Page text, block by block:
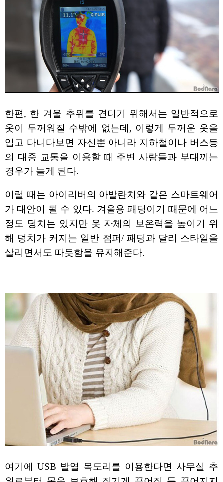
한편, 한 겨울 추위를 견디기 위해서는 일반적으로
옷이 두꺼워질 수밖에 없는데, 이렇게 두꺼운 옷을
입고 다니다보면 자신뿐 아니라 지하철이나 버스등
의 대중 교통을 이용할 때 주변 사람들과 부대끼는
경우가 늘게 된다.
이럴 때는 아이리버의 아발란치와 같은 스마트웨어
가 대안이 될 수 있다. 겨울용 패딩이기 때문에 어느
정도 덩치는 있지만 옷 자체의 보온력을 높이기 위
해 덩치가 커지는 일반 점퍼/ 패딩과 달리 스타일을
살리면서도 따듯함을 유지해준다.
여기에 USB 발열 목도리를 이용한다면 사무실 추